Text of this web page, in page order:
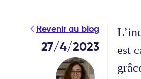
Revenir au blog
27/4/2023
est